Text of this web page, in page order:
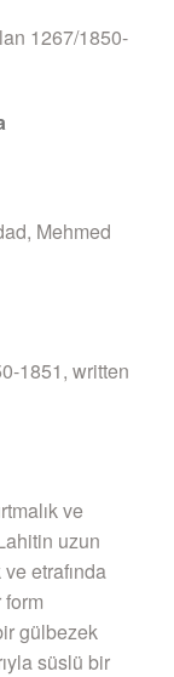
1267/1850-
Mehmed
1851, written
ve
uzun
etrafında
gülbezek
süslü bir